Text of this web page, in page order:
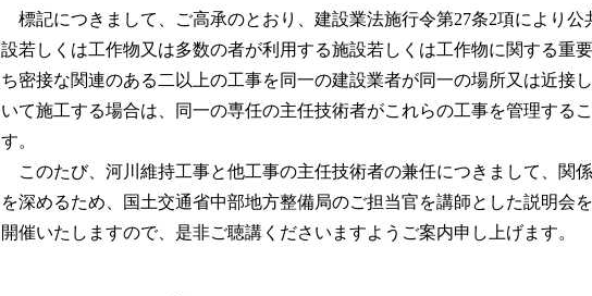
標記につきまして、ご高承のとおり、建設業法施行令第27条2項により公
設若しくは工作物又は多数の者が利用する施設若しくは工作物に関する重
ち密接な関連のある二以上の工事を同一の建設業者が同一の場所又は近接
いて施工する場合は、同一の専任の主任技術者がこれらの工事を管理する
す。
このたび、河川維持工事と他工事の主任技術者の兼任につきまして、関
を深めるため、国土交通省中部地方整備局のご担当官を講師とした説明会
開催いたしますので、是非ご聴講くださいますようご案内申し上げます。